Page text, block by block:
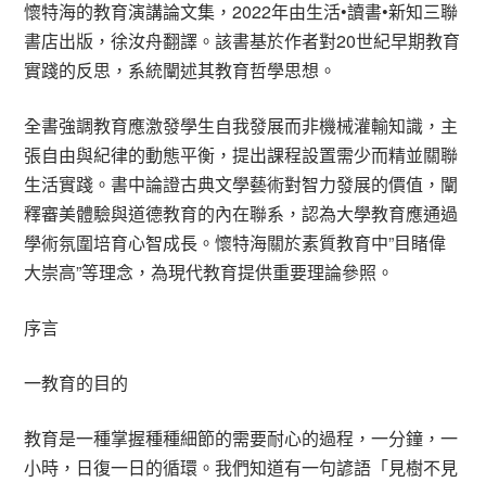
懷特海的教育演講論文集，2022年由生活•讀書•新知三聯
書店出版，徐汝舟翻譯。該書基於作者對20世紀早期教育
實踐的反思，系統闡述其教育哲學思想。
全書強調教育應激發學生自我發展而非機械灌輸知識，主
張自由與紀律的動態平衡，提出課程設置需少而精並關聯
生活實踐。書中論證古典文學藝術對智力發展的價值，闡
釋審美體驗與道德教育的內在聯系，認為大學教育應通過
學術氛圍培育心智成長。懷特海關於素質教育中”目睹偉
大崇高”等理念，為現代教育提供重要理論參照。
序言
一教育的目的
教育是一種掌握種種細節的需要耐心的過程，一分鐘，一
小時，日復一日的循環。我們知道有一句諺語「見樹不見